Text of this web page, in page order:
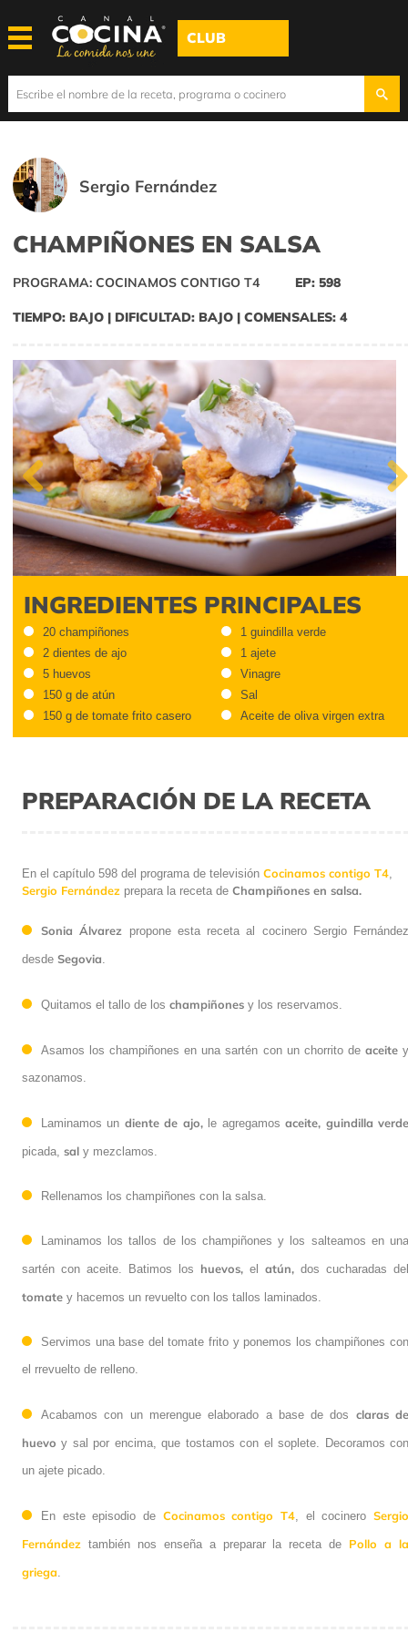
CLUB
Sergio Fernández
CHAMPIÑONES EN SALSA
PROGRAMA: COCINAMOS CONTIGO T4 EP: 598
TIEMPO: BAJO | DIFICULTAD: BAJO | COMENSALES: 4
Previous Next
INGREDIENTES PRINCIPALES
20 champiñones
2 dientes de ajo
5 huevos
150 g de atún
150 g de tomate frito casero
1 guindilla verde
1 ajete
Vinagre
Sal
Aceite de oliva virgen extra
PREPARACIÓN DE LA RECETA
En el capítulo 598 del programa de televisión Cocinamos contigo T4,
Sergio Fernández prepara la receta de Champiñones en salsa.
Sonia Álvarez propone esta receta al cocinero Sergio Fernández
desde Segovia.
Quitamos el tallo de los champiñones y los reservamos.
Asamos los champiñones en una sartén con un chorrito de aceite
sazonamos.
Laminamos un diente de ajo,le agregamosaceite, guindilla
picada, sal y mezclamos.
Rellenamos los champiñones con la salsa.
Laminamos los tallos de los champiñones y los salteamos en una
sartén con aceite. Batimos los huevos, el atún, dos cucharadas del
tomate y hacemos un revuelto con los tallos laminados.
Servimos una base del tomate frito y ponemos los champiñones con
el rrevuelto de relleno.
Acabamos con un merengue elaborado a base de dos claras
huevo y sal por encima, que tostamos con el soplete. Decoramos con
un ajete picado.
En este episodio de Cocinamos contigo T4, el cocinero
Fernández también nos enseña a preparar la receta de Pollo a
griega.